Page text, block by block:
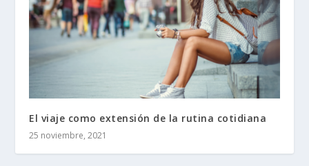
El viaje como extensión de la rutina cotidiana
25 noviembre, 2021